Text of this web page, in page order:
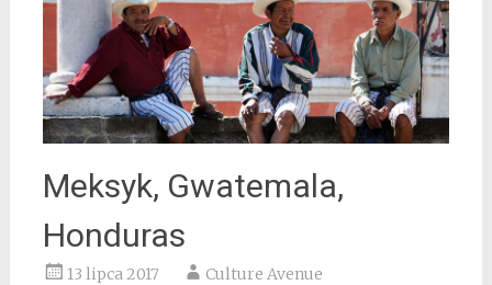
Meksyk, Gwatemala,
Honduras
13 lipca 2017 Culture Avenue